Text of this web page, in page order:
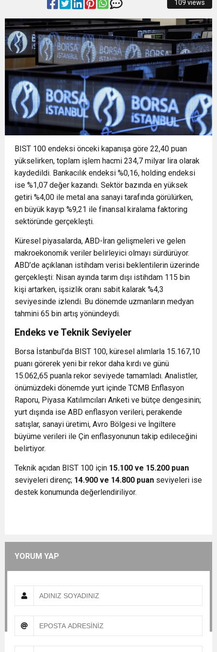
AÇIKHAVA’DA ‘CİMRİ’YE ALKIŞ YAĞMURU
13:13 Osmangazi’de Yeşil Alanlar Titizlikle
Korunuyor
12:19 BÜYÜKORHAN’DA ŞENLİK COŞKUSU
12:17 “İzmir’de zeybek bilmeyen kalmasın” çağrısı
500 kişilik topluluğa dönüştü
0:37 SATRANÇTA BURSA BÜYÜKŞEHİR FARKI
109 views
BIST 100 endeksi önceki kapanışa göre 22,40 puan
yükselirken, toplam işlem hacmi 234,7 milyar lira olarak
kaydedildi. Bankacılık endeksi %0,16, holding endeksi
ise %1,07 değer kazandı. Sektör bazında en yüksek
getiri %4,00 ile metal ana sanayi tarafında görülürken,
en büyük kayıp %9,21 ile finansal kiralama faktoring
sektöründe gerçekleşti.
Küresel piyasalarda, ABD-İran gelişmeleri ve gelen
makroekonomik veriler belirleyici olmayı sürdürüyor.
ABD’de açıklanan istihdam verisi beklentilerin üzerinde
gerçekleşti: Nisan ayında tarım dışı istihdam 115 bin
kişi artarken, işsizlik oranı sabit kalarak %4,3
seviyesinde izlendi. Bu dönemde uzmanların medyan
tahmini 65 bin artış yönündeydi.
Endeks ve Teknik Seviyeler
Borsa İstanbul’da BIST 100, küresel alımlarla 15.167,10
puanı görerek yeni bir rekor daha kırdı ve günü
15.062,65 puanla rekor seviyede tamamladı. Analistler,
önümüzdeki dönemde yurt içinde TCMB Enflasyon
Raporu, Piyasa Katılımcıları Anketi ve bütçe dengesinin;
yurt dışında ise ABD enflasyon verileri, perakende
satışlar, sanayi üretimi, Avro Bölgesi ve İngiltere
büyüme verileri ile Çin enflasyonunun takip edileceğini
belirtiyor.
Teknik açıdan BIST 100 için 15.100 ve 15.200 puan
seviyeleri direnç; 14.900 ve 14.800 puan seviyeleri ise
destek konumunda değerlendiriliyor.
YORUM YAP